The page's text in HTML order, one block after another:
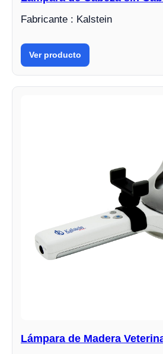
Fabricante : Kalstein
Ver producto
Lámpara de Madera